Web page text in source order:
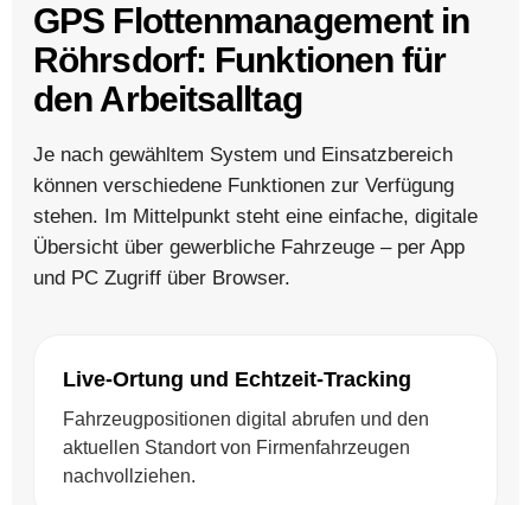
GPS Flottenmanagement in
Röhrsdorf: Funktionen für
den Arbeitsalltag
Je nach gewähltem System und Einsatzbereich
können verschiedene Funktionen zur Verfügung
stehen. Im Mittelpunkt steht eine einfache, digitale
Übersicht über gewerbliche Fahrzeuge – per App
und PC Zugriff über Browser.
Live-Ortung und Echtzeit-Tracking
Fahrzeugpositionen digital abrufen und den
aktuellen Standort von Firmenfahrzeugen
nachvollziehen.